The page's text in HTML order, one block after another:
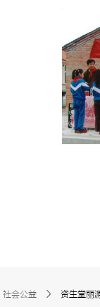
社会公益 资生堂丽